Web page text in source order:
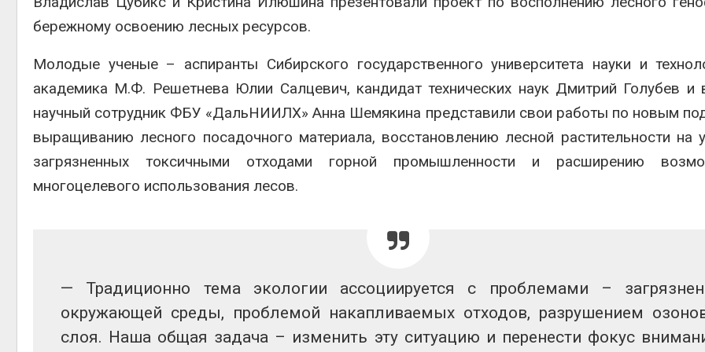
бережному освоению лесных ресурсов.
Молодые ученые – аспиранты Сибирского государственного университета науки и
академика М.Ф. Решетнева Юлии Салцевич, кандидат технических наук Дмитрий Голубев и
научный сотрудник ФБУ «ДальНИИЛХ» Анна Шемякина представили свои работы по новым
выращиванию лесного посадочного материала, восстановлению лесной растительности на
загрязненных токсичными отходами горной промышленности и расширению
многоцелевого использования лесов.
— Традиционно тема экологии ассоциируется с проблемами –
окружающей среды, проблемой накапливаемых отходов, разрушением
слоя. Наша общая задача – изменить эту ситуацию и перенести фокус
Авг 5, 2026
крокодилов для охраны
Авг 5, 2026
сентябре
больше
биомассы из-
вредителей
Авг 6, 2026